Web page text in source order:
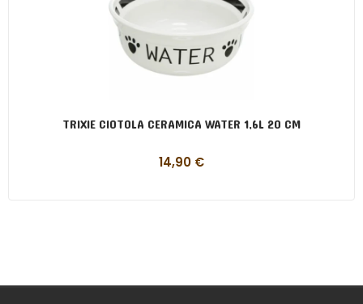
TRIXIE CIOTOLA CERAMICA WATER 1,6L 20 CM
14,90 €